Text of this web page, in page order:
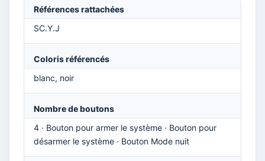
Références rattachées
SC.Y.J
Coloris référencés
blanc, noir
Nombre de boutons
4 · Bouton pour armer le système · Bouton pour
désarmer le système · Bouton Mode nuit